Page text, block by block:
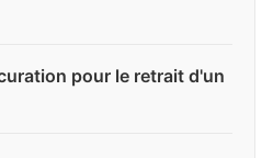
pour le retrait d'un